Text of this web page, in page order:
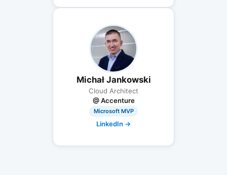
Michał Jankowski
Cloud Architect
@ Accenture
Microsoft MVP
LinkedIn →